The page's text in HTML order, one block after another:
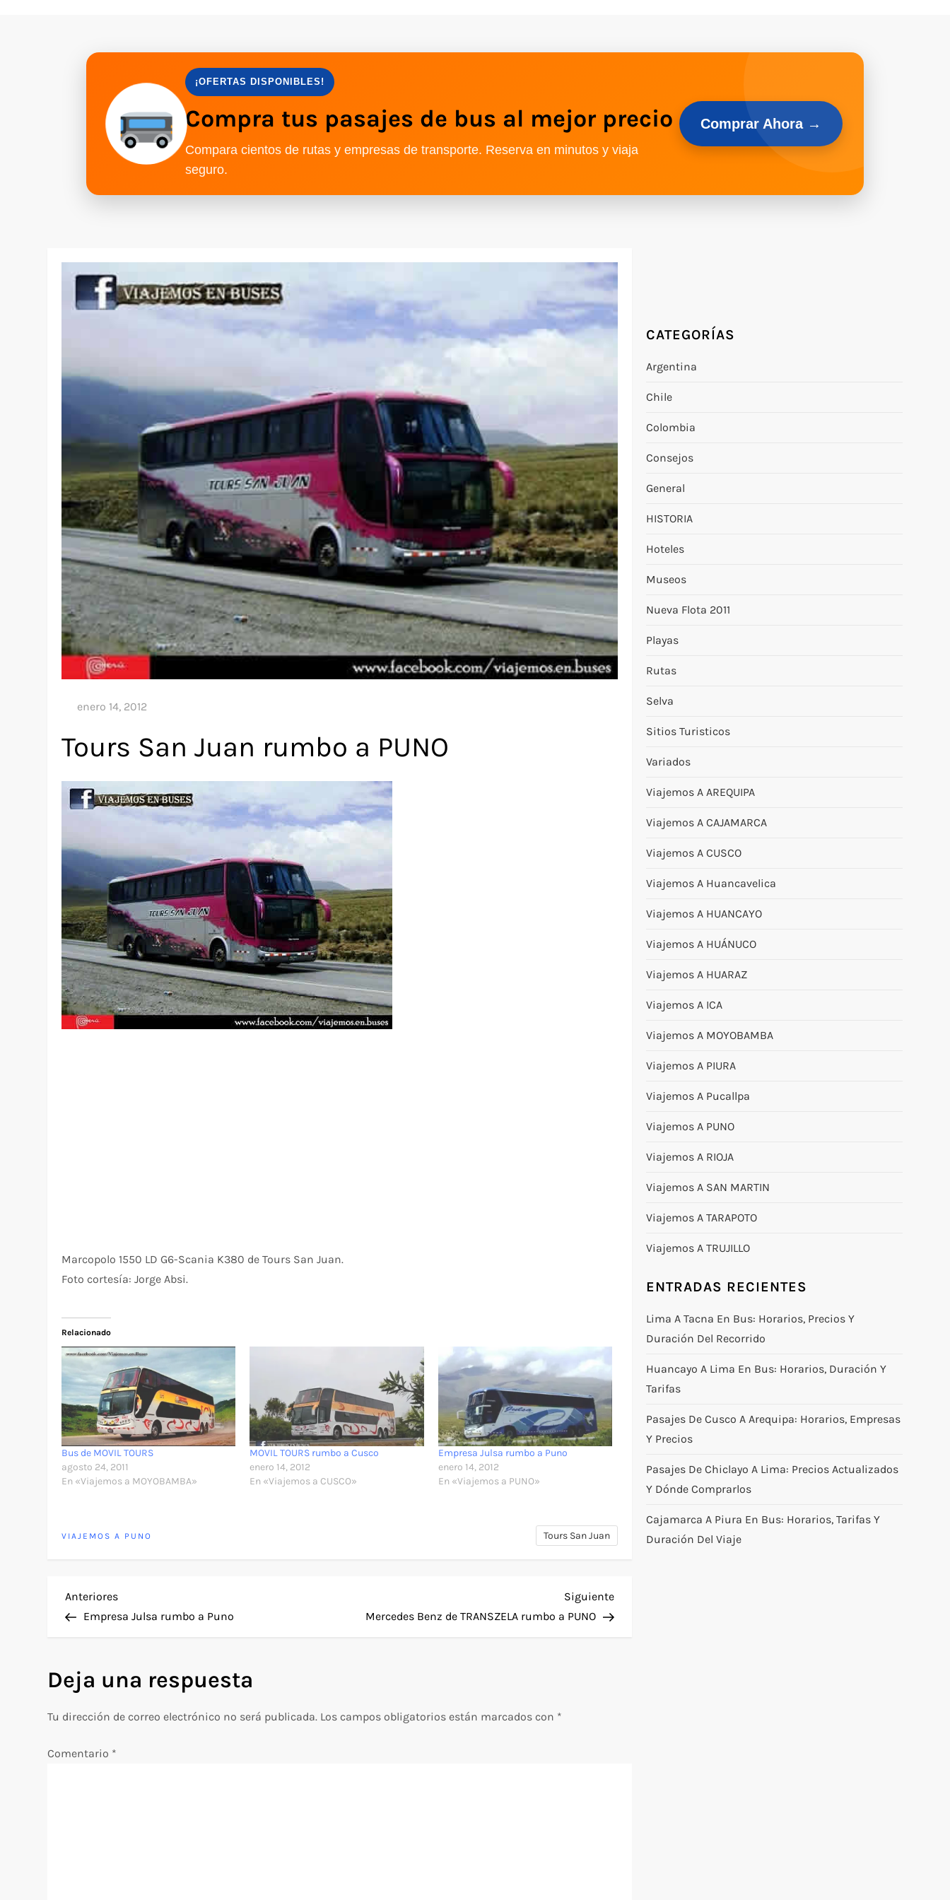
¡OFERTAS DISPONIBLES!
Compra tus pasajes de bus al mejor precio
Compara cientos de rutas y empresas de transporte. Reserva en minutos y viaja
seguro.
Comprar Ahora →
Tours San Juan rumbo a PUNO
Marcopolo 1550 LD G6-Scania K380 de Tours San Juan.
Foto cortesía: Jorge Absi.
Relacionado
Bus de MOVIL TOURS
agosto 24, 2011
En «Viajemos a MOYOBAMBA»
MOVIL TOURS rumbo a Cusco
enero 14, 2012
En «Viajemos a CUSCO»
Empresa Julsa rumbo a Puno
enero 14, 2012
En «Viajemos a PUNO»
VIAJEMOS A PUNO Tours San Juan
N
v
e
Entrada
anterior
Anteriores
Empresa Julsa rumbo a Puno
Siguiente
entrada
Siguiente
Mercedes Benz de TRANSZELA rumbo a PUNO
Deja una respuesta
Tu dirección de correo electrónico no será publicada. Los campos obligatorios están marcados con *
Comentario *
CATEGORÍAS
Argentina
Chile
Colombia
Consejos
General
HISTORIA
Hoteles
Museos
Nueva Flota 2011
Playas
Rutas
Selva
Sitios Turisticos
Variados
Viajemos A AREQUIPA
Viajemos A CAJAMARCA
Viajemos A CUSCO
Viajemos A Huancavelica
Viajemos A HUANCAYO
Viajemos A HUÁNUCO
Viajemos A HUARAZ
Viajemos A ICA
Viajemos A MOYOBAMBA
Viajemos A PIURA
Viajemos A Pucallpa
Viajemos A PUNO
Viajemos A RIOJA
Viajemos A SAN MARTIN
Viajemos A TARAPOTO
Viajemos A TRUJILLO
ENTRADAS RECIENTES
Lima A Tacna En Bus: Horarios, Precios Y
Duración Del Recorrido
Huancayo A Lima En Bus: Horarios, Duración Y
Tarifas
Pasajes De Cusco A Arequipa: Horarios, Empresas
Y Precios
Pasajes De Chiclayo A Lima: Precios Actualizados
Y Dónde Comprarlos
Cajamarca A Piura En Bus: Horarios, Tarifas Y
Duración Del Viaje